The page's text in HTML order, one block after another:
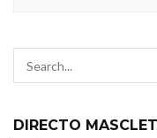
DIRECTO